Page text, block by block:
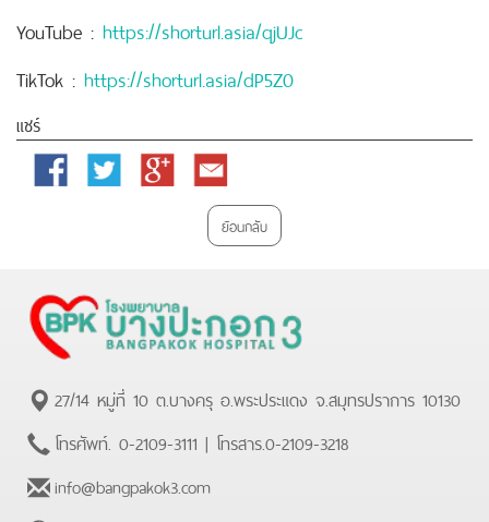
YouTube : https://shorturl.asia/qjUJc
TikTok : https://shorturl.asia/dP5Z0
แชร์
Facebook Twitter
Google
Email
ย้อนกลับ
27/14 หมู่ที่ 10 ต.บางครุ อ.พระประแดง จ.สมุทรปราการ 10130
โทรศัพท์. 0-2109-3111 | โทรสาร.0-2109-3218
info@bangpakok3.com